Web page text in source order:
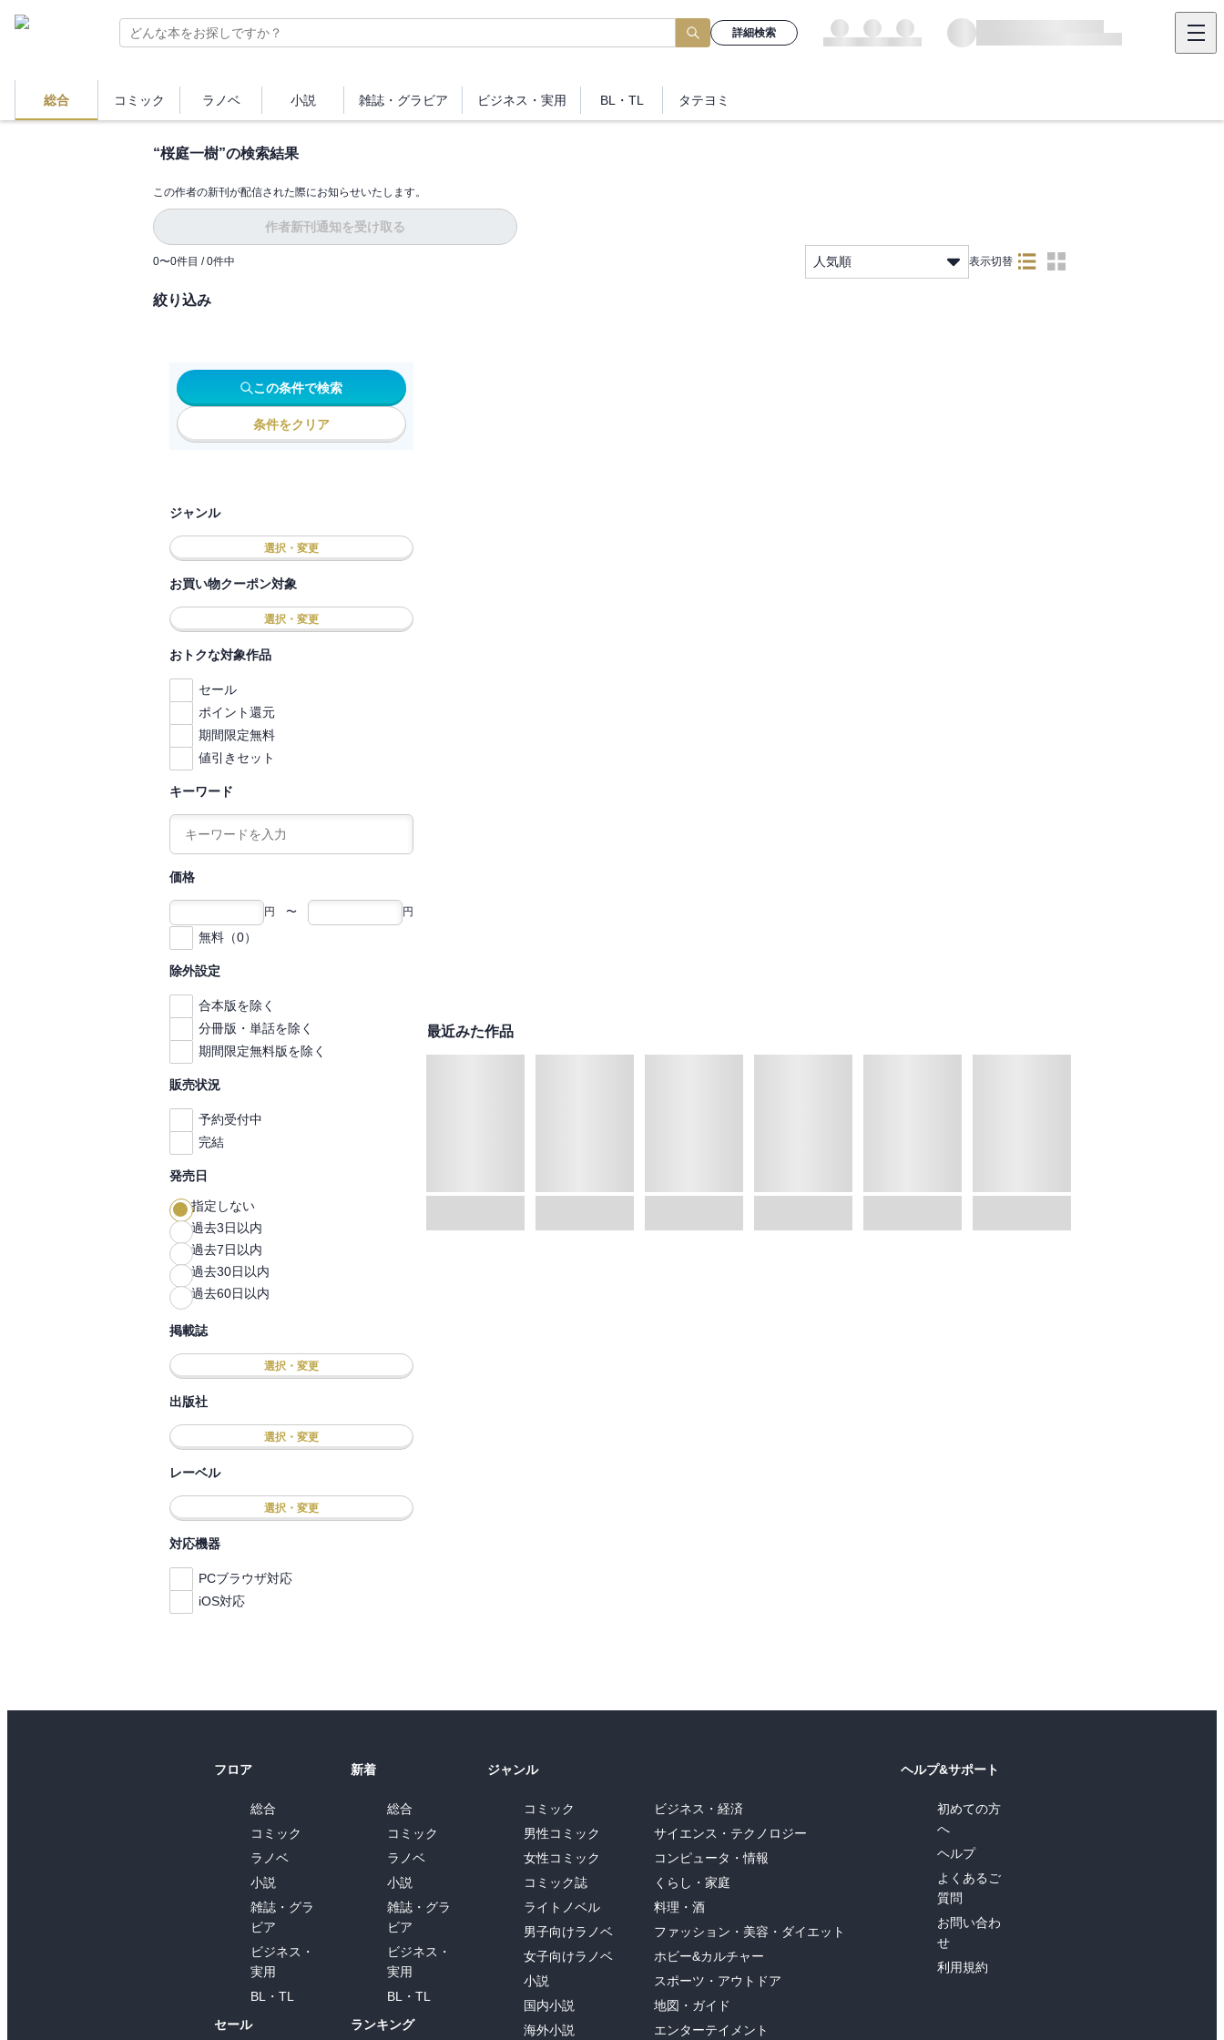
詳細検索
総合 コミック ラノベ 小説 雑誌・ グラビア ビジネス ・実用 BL・TL タテヨミ
“桜庭一樹”の検索結果
この作者の新刊が配信された際にお知らせいたします。
作者新刊通知を受け取る
0〜0件目 / 0件中 人気順 表示切替
絞り込み
この条件で検索
条件をクリア
ジャンル
選択・変更
お買い物クーポン対象
選択・変更
おトクな対象作品
セール
ポイント還元
期間限定無料
値引きセット
キーワード
価格
円 〜 円
無料（0）
除外設定
合本版を除く
分冊版・単話を除く
期間限定無料版を除く
販売状況
予約受付中
完結
発売日
指定しない
過去3日以内
過去7日以内
過去30日以内
過去60日以内
掲載誌
選択・変更
出版社
選択・変更
レーベル
選択・変更
対応機器
PCブラウザ対応
iOS対応
最近みた作品
フロア
総合
コミック
ラノベ
小説
雑誌・グラ
ビア
ビジネス・
実用
BL・TL
セール
新着
総合
コミック
ラノベ
小説
雑誌・グラ
ビア
ビジネス・
実用
BL・TL
ランキング
ジャンル
コミック
男性コミック
女性コミック
コミック誌
ライトノベル
男子向けラノベ
女子向けラノベ
小説
国内小説
海外小説
ビジネス・経済
サイエンス・テクノロジー
コンピュータ・情報
くらし・家庭
料理・酒
ファッション・美容・ダイエット
ホビー&カルチャー
スポーツ・アウトドア
地図・ガイド
エンターテイメント
ヘルプ&サポート
初めての方
へ
ヘルプ
よくあるご
質問
お問い合わ
せ
利用規約